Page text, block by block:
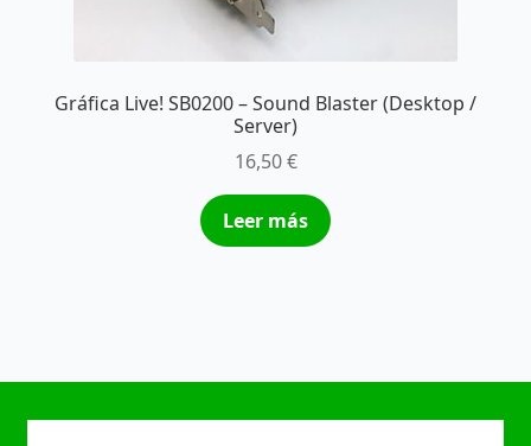
Gráfica Live! SB0200 – Sound Blaster (Desktop /
Server)
16,50€
Leer más